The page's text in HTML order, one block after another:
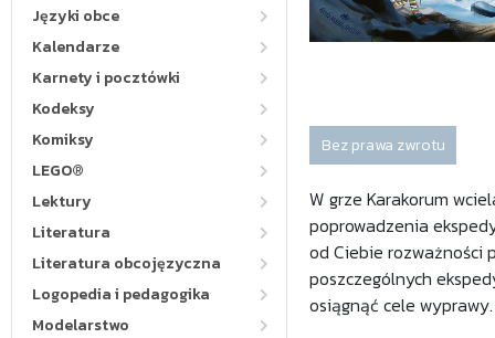
Języki obce
Kalendarze
Karnety i pocztówki
Kodeksy
Komiksy
LEGO®
Lektury
Literatura
Literatura obcojęzyczna
Logopedia i pedagogika
Modelarstwo
Bez prawa zwrotu
W grze Karakorum
poprowadzenia
od Ciebie rozważności
poszczególnych
osiągnąć cele wyprawy.